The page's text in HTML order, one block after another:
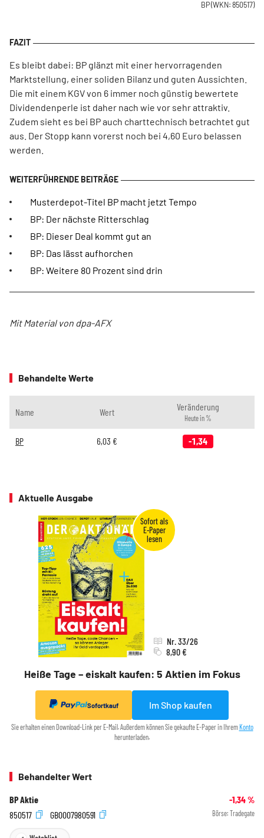
BP(WKN: 850517)
Es bleibt dabei: BP glänzt mit einer hervorragenden
Marktstellung, einer soliden Bilanz und guten Aussichten.
Die mit einem KGV von 6 immer noch günstig bewertete
Dividendenperle ist daher nach wie vor sehr attraktiv.
Zudem sieht es bei BP auch charttechnisch betrachtet gut
aus. Der Stopp kann vorerst noch bei 4,60 Euro belassen
werden.
Musterdepot-Titel BP macht jetzt Tempo
BP: Der nächste Ritterschlag
BP: Dieser Deal kommt gut an
BP: Das lässt aufhorchen
BP: Weitere 80 Prozent sind drin
Mit Material von dpa-AFX
Behandelte Werte
Name Wert Veränderung
Heute in %
BP 6,03 € -1,34
Aktuelle Ausgabe
Heiße Tage – eiskalt kaufen: 5 Aktien im Fokus
Nr. 33/26
8,90 €
Sofortkauf Im Shop kaufen
Sie erhalten einen Download-Link per E-Mail. Außerdem können Sie gekaufte E-Paper in Ihrem Konto
herunterladen.
Behandelter Wert
BP Aktie -1,34%
850517
GB0007980591 Börse: Tradegate